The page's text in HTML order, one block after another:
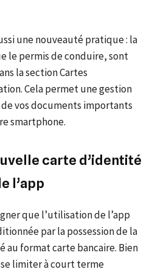
une nouveauté pratique : la
le permis de conduire, sont
la section Cartes
Cela permet une gestion
vos documents importants
smartphone.
carte d’identité
l’app
que l’utilisation de l’app
par la possession de la
au format carte bancaire. Bien
limiter à court terme